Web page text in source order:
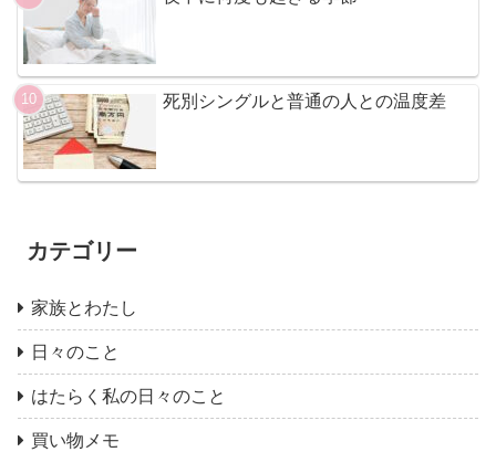
死別シングルと普通の人との温度差
カテゴリー
家族とわたし
日々のこと
はたらく私の日々のこと
買い物メモ